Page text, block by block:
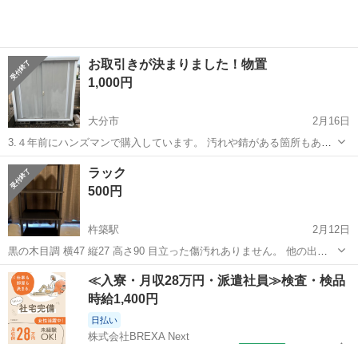
お取引きが決まりました！物置
1,000円
大分市
2月16日
3.４年前にハンズマンで購入しています。 汚れや錆がある箇所もあり
ます。 ドアは割とスムーズに開きます。 鍵はみつかりませんでした。
縦153センチ横150幅60くらいです。 下のブロック６個も一緒にお願い
できたらと思います...
大分 大分市 収納家具
ラック
500円
杵築駅
2月12日
黒の木目調 横47 縦27 高さ90 目立った傷汚れありません。 他の出品
と、合わせて購入も可能です。 ご相談下さい。
大分 国東市 杵築駅 収納家具 ラック
≪入寮・月収28万円・派遣社員≫検査・検品
時給1,400円
日払い
株式会社BREXA Next